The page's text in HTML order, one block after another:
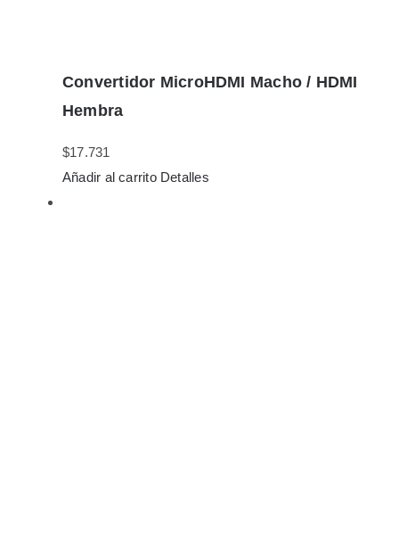
Convertidor MicroHDMI Macho / HDMI
Hembra
$17.731
Añadir al carrito Detalles